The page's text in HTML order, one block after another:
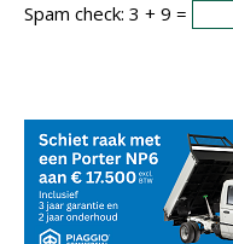
Spam check: 3 + 9 =